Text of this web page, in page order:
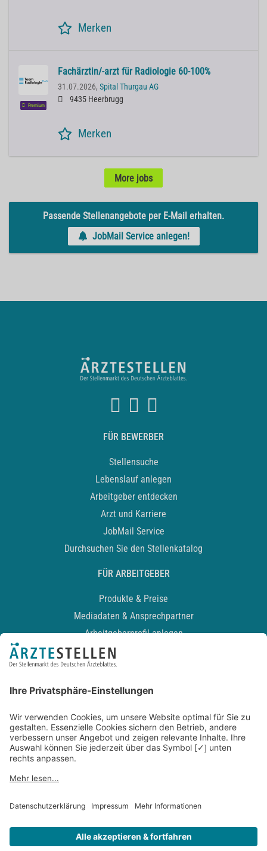
Merken
Premium
Fachärztin/-arzt für Radiologie 60-100%
31.07.2026, Spital Thurgau AG
9435 Heerbrugg
Merken
More jobs
Passende Stellenangebote per E-Mail erhalten.
JobMail Service anlegen!
FÜR BEWERBER
Stellensuche
Lebenslauf anlegen
Arbeitgeber entdecken
Arzt und Karriere
JobMail Service
Durchsuchen Sie den Stellenkatalog
FÜR ARBEITGEBER
Produkte & Preise
Mediadaten & Ansprechpartner
Arbeitgeberprofil anlegen
Recruiting-Podcast
Kontakt
Datenschutz
Newsletter